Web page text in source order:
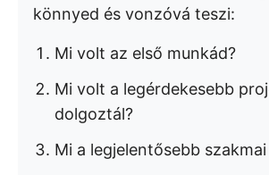
könnyed és vonzóvá teszi:
Mi volt az első munkád?
Mi volt a legérdekesebb
dolgoztál?
Mi a legjelentősebb